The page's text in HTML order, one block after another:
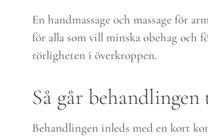
En handmassage och massage för
för alla som vill minska obehag och
rörligheten i överkroppen.
Så går
Behandlingen inleds med en kort